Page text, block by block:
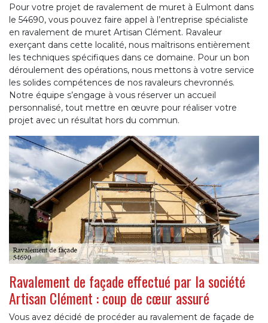
Pour votre projet de ravalement de muret à Eulmont dans
le 54690, vous pouvez faire appel à l’entreprise spécialiste
en ravalement de muret Artisan Clément. Ravaleur
exerçant dans cette localité, nous maîtrisons entièrement
les techniques spécifiques dans ce domaine. Pour un bon
déroulement des opérations, nous mettons à votre service
les solides compétences de nos ravaleurs chevronnés.
Notre équipe s’engage à vous réserver un accueil
personnalisé, tout mettre en œuvre pour réaliser votre
projet avec un résultat hors du commun.
Ravalement de façade effectué par la société
Artisan Clément : coup de cœur assuré
Vous avez décidé de procéder au ravalement de façade de